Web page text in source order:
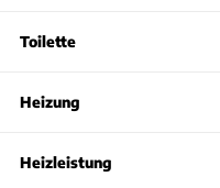
Toilette
Heizung
Heizleistung